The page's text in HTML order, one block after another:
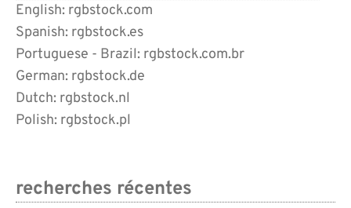
English: rgbstock.com
Spanish: rgbstock.es
Portuguese - Brazil: rgbstock.com.br
German: rgbstock.de
Dutch: rgbstock.nl
Polish: rgbstock.pl
recherches récentes